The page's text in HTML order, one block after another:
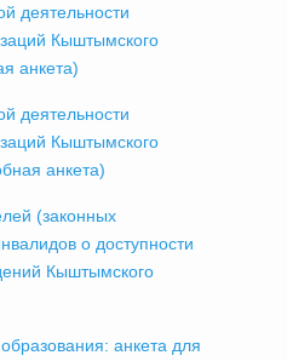
деятельности
Кыштымского
анкета)
деятельности
Кыштымского
анкета)
(законных
о доступности
Кыштымского
анкета для